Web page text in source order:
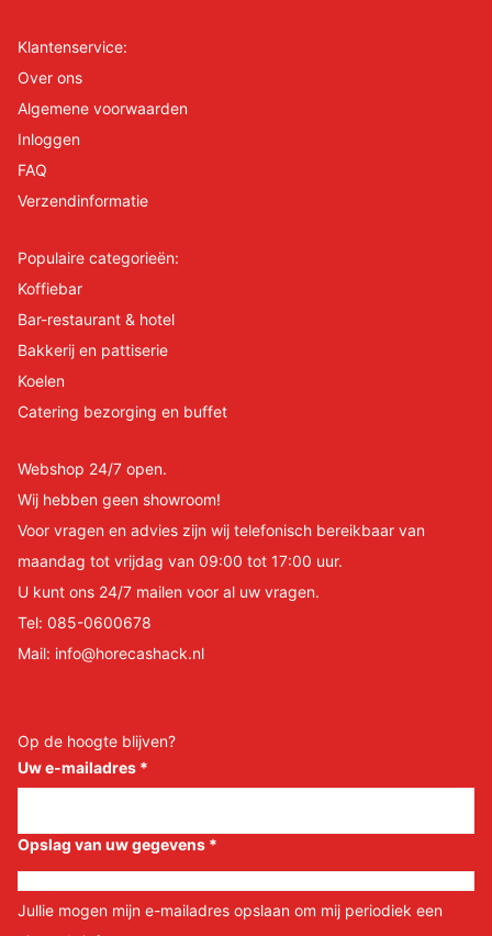
Klantenservice:
Over ons
Algemene voorwaarden
Inloggen
FAQ
Verzendinformatie
Populaire categorieën:
Koffiebar
Bar-restaurant & hotel
Bakkerij en pattiserie
Koelen
Catering bezorging en buffet
Webshop 24/7 open.
Wij hebben geen showroom!
Voor vragen en advies zijn wij telefonisch bereikbaar van
maandag tot vrijdag van 09:00 tot 17:00 uur.
U kunt ons 24/7 mailen voor al uw vragen.
Tel: 085-0600678
Mail: info@horecashack.nl
Op de hoogte blijven?
Uw e-mailadres *
Opslag van uw gegevens *
Jullie mogen mijn e-mailadres opslaan om mij periodiek een